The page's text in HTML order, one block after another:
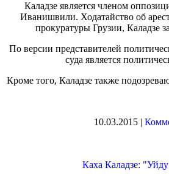
Каладзе является членом
Иванишвили. Ходатайство об
прокуратуры Грузии, Каладзе
По версии представителей
суда является
Кроме того, Каладзе также
10.03.2015 |
Каха Каладзе: